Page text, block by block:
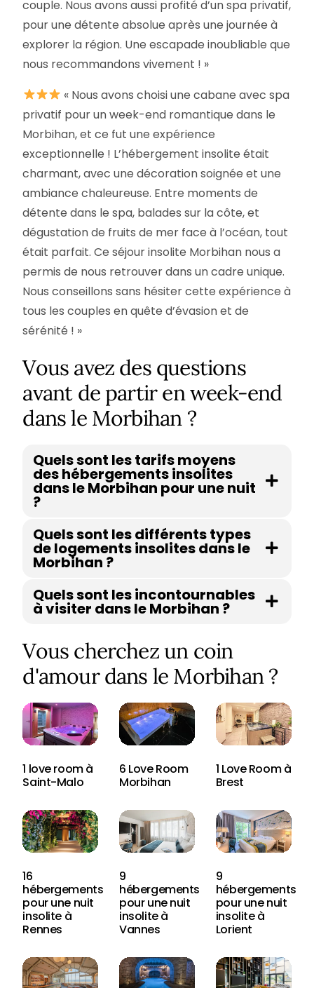
couple. Nous avons aussi profité d’un spa privatif,
pour une détente absolue après une journée à
explorer la région. Une escapade inoubliable que
nous recommandons vivement ! »
« Nous avons choisi une cabane avec spa
privatif pour un week-end romantique dans le
Morbihan, et ce fut une expérience
exceptionnelle ! L’hébergement insolite était
charmant, avec une décoration soignée et une
ambiance chaleureuse. Entre moments de
détente dans le spa, balades sur la côte, et
dégustation de fruits de mer face à l’océan, tout
était parfait. Ce séjour insolite Morbihan nous a
permis de nous retrouver dans un cadre unique.
Nous conseillons sans hésiter cette expérience à
tous les couples en quête d’évasion et de
sérénité ! »
Vous avez des questions
avant de partir en week-end
dans le Morbihan ?
Quels sont les tarifs moyens
des hébergements insolites
dans le Morbihan pour une nuit
?
Quels sont les différents types
de logements insolites dans le
Morbihan ?
Quels sont les incontournables
à visiter dans le Morbihan ?
Vous cherchez un coin
d'amour dans le Morbihan ?
1 love room à
Saint-Malo
6 Love Room
Morbihan
1 Love Room à
Brest
16
hébergements
pour une nuit
insolite à
Rennes
9
hébergements
pour une nuit
insolite à
Vannes
9
hébergements
pour une nuit
insolite à
Lorient